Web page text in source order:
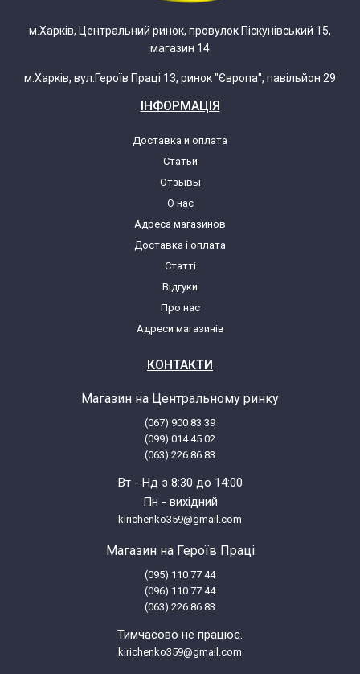
м.Харків, Центральний ринок, провулок Піскунівський 15,
магазин 14
м.Харків, вул.Героїв Праці 13, ринок "Європа", павільйон 29
ІНФОРМАЦІЯ
Доставка и оплата
Статьи
Отзывы
О нас
Адреса магазинов
Доставка і оплата
Статті
Відгуки
Про нас
Адреси магазинів
КОНТАКТИ
Магазин на Центральному ринку
(067) 900 83 39
(099) 014 45 02
(063) 226 86 83
Вт - Нд з 8:30 до 14:00
Пн - вихідний
kirichenko359@gmail.com
Магазин на Героїв Праці
(095) 110 77 44
(096) 110 77 44
(063) 226 86 83
Тимчасово не працює.
kirichenko359@gmail.com